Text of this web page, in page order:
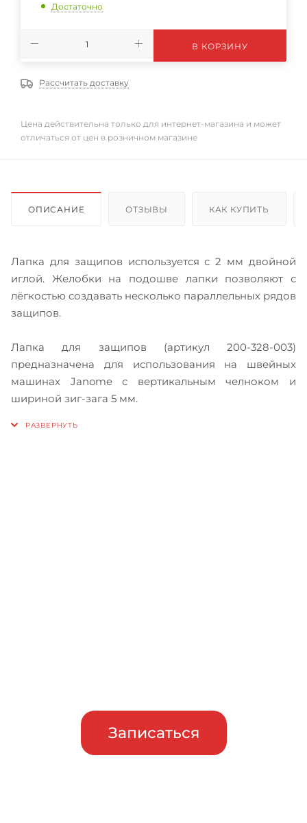
Достаточно
В КОРЗИНУ
Рассчитать доставку
Цена действительна только для интернет-магазина и может
отличаться от цен в розничном магазине
ОПИСАНИЕ ОТЗЫВЫ КАК КУПИТЬ
Лапка для защипов используется с 2 мм двойной
иглой. Желобки на подошве лапки позволяют с
лёгкостью создавать несколько параллельных рядов
защипов.
Лапка для защипов (артикул 200-328-003)
предназначена для использования на швейных
машинах Janome с вертикальным челноком и
шириной зиг-зага 5 мм.
Записаться